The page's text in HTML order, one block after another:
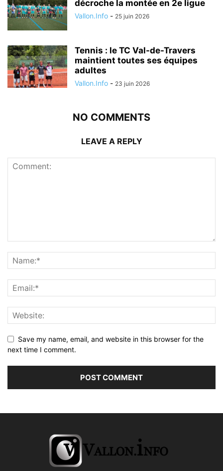
décroche la montée en 2e ligue
Vallon.Info - 25 juin 2026
Tennis : le TC Val-de-Travers
maintient toutes ses équipes
adultes
Vallon.Info - 23 juin 2026
NO COMMENTS
LEAVE A REPLY
Save my name, email, and website in this browser for the
next time I comment.